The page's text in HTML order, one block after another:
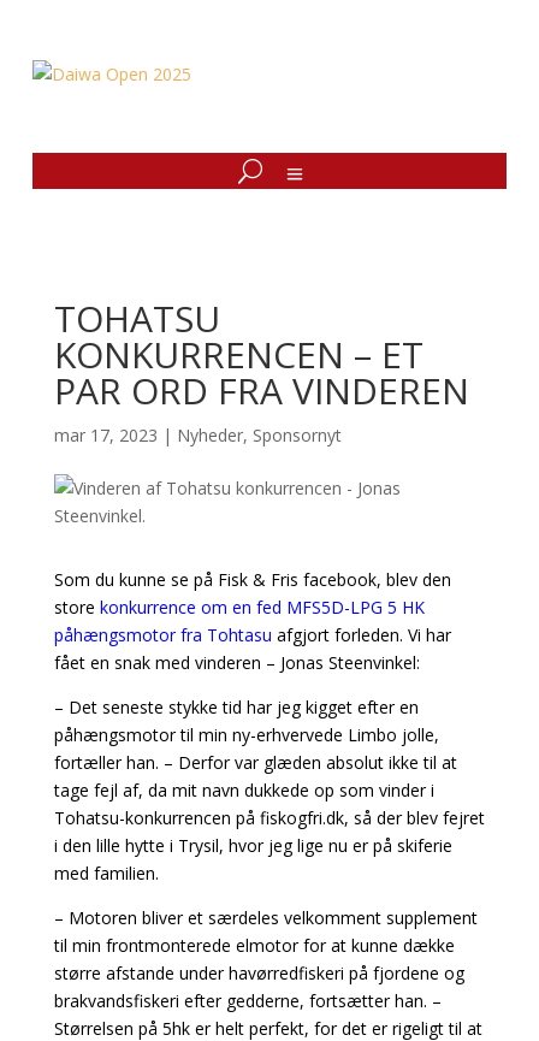
TOHATSU
KONKURRENCEN – ET
PAR ORD FRA VINDEREN
mar 17, 2023 | Nyheder, Sponsornyt
Som du kunne se på Fisk & Fris facebook, blev den
store konkurrence om en fed MFS5D-LPG 5 HK
påhængsmotor fra Tohtasu afgjort forleden. Vi har
fået en snak med vinderen – Jonas Steenvinkel:
– Det seneste stykke tid har jeg kigget efter en
påhængsmotor til min ny-erhvervede Limbo jolle,
fortæller han. – Derfor var glæden absolut ikke til at
tage fejl af, da mit navn dukkede op som vinder i
Tohatsu-konkurrencen på fiskogfri.dk, så der blev fejret
i den lille hytte i Trysil, hvor jeg lige nu er på skiferie
med familien.
– Motoren bliver et særdeles velkomment supplement
til min frontmonterede elmotor for at kunne dække
større afstande under havørredfiskeri på fjordene og
brakvandsfiskeri efter gedderne, fortsætter han. –
Størrelsen på 5hk er helt perfekt, for det er rigeligt til at